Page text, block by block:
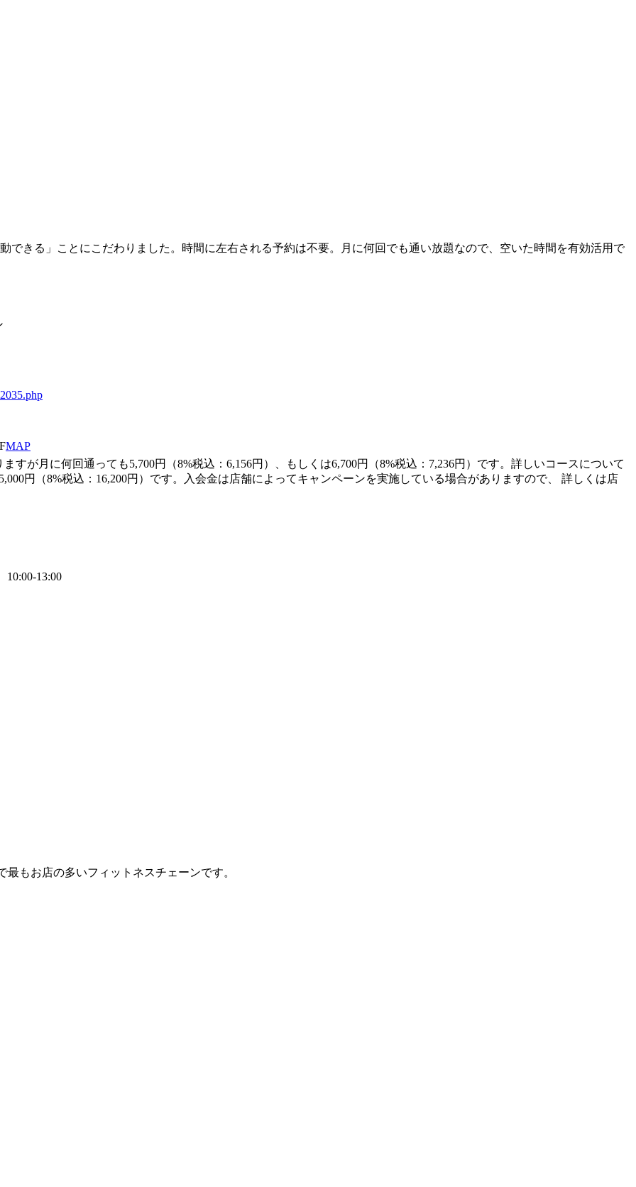
できる」ことにこだわりました。時間に左右される予約は不要。月に何回でも通い放題なので、空いた時間を有効活用で
MAP
すが月に何回通っても5,700円（8%税込：6,156円）、もしくは6,700円（8%税込：7,236円）です。詳しいコースについて
円（8%税込：16,200円）です。入会金は店舗によってキャンペーンを実施している場合がありますので、 詳しくは店
13:00
最もお店の多いフィットネスチェーンです。